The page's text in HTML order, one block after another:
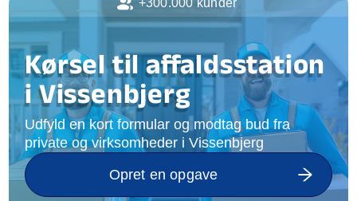
Kørsel til affaldsstation
i Vissenbjerg
Udfyld en kort formular og modtag bud fra
private og virksomheder i Vissenbjerg
Opret en opgave